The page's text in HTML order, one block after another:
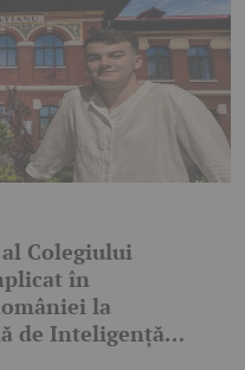
Colegiului
în
la
de Inteligență